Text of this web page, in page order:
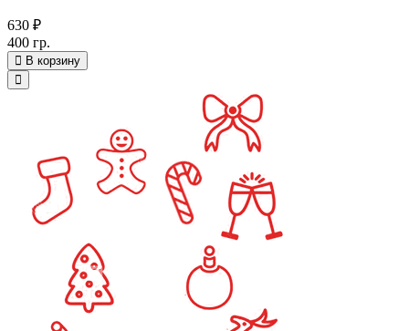
630 ₽
400 гр.
В корзину